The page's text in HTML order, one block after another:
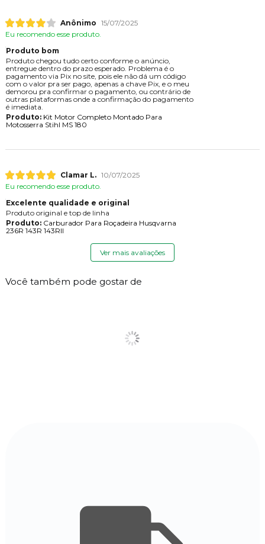
Anônimo 15/07/2025
Eu recomendo esse produto.
Produto bom
Produto chegou tudo certo conforme o anúncio,
entregue dentro do prazo esperado. Problema é o
pagamento via Pix no site, pois ele não dá um código
com o valor pra ser pago, apenas a chave Pix, e o meu
demorou pra confirmar o pagamento, ou contrário de
outras plataformas onde a confirmação do pagamento
é imediata.
Produto:Kit Motor Completo Montado Para
Motosserra Stihl MS 180
Clamar L. 10/07/2025
Eu recomendo esse produto.
Excelente qualidade e original
Produto original e top de linha
Produto:Carburador Para Roçadeira Husqvarna
236R 143R 143RII
Ver mais avaliações
Você também pode gostar de